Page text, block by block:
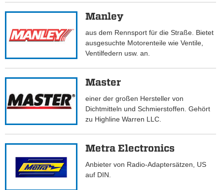
Manley
aus dem Rennsport für die Straße. Bietet
ausgesuchte Motorenteile wie Ventile,
Ventilfedern usw. an.
Master
einer der großen Hersteller von
Dichtmitteln und Schmierstoffen. Gehört
zu Highline Warren LLC.
Metra Electronics
Anbieter von Radio-Adaptersätzen, US
auf DIN.